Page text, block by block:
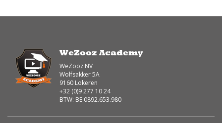
WeZooz Academy
WeZooz NV
Wolfsakker 5A
9160 Lokeren
+32 (0)9 277 10 24
BTW: BE 0892.653.980